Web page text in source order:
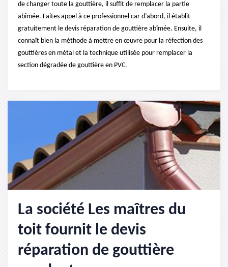
de changer toute la gouttière, il suffit de remplacer la partie
abîmée. Faites appel à ce professionnel car d’abord, il établit
gratuitement le devis réparation de gouttière abîmée. Ensuite, il
connaît bien la méthode à mettre en œuvre pour la réfection des
gouttières en métal et la technique utilisée pour remplacer la
section dégradée de gouttière en PVC.
La société Les maîtres du
toit fournit le devis
réparation de gouttière